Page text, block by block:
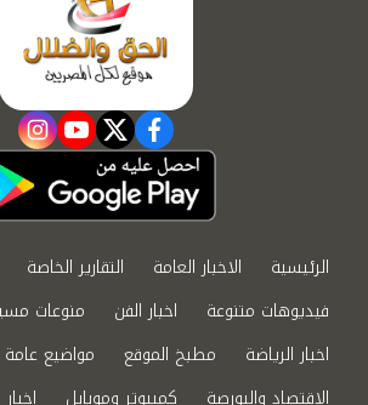
facebook
twitter
youtube
الرئيسية الاخبار العامة التقارير الخاصة
فيديوهات متنوعة
اخبار الفن
منوعات
اخبار الرياضة
مطبخ الموقع
مواضيع عامة
الاقتصاد والبورصة
كمبيوتر وموبايل